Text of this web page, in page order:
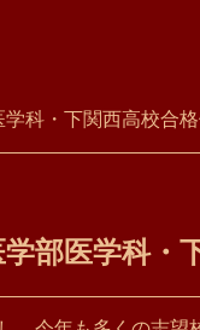
学科・下関西高校合
学部医学科・